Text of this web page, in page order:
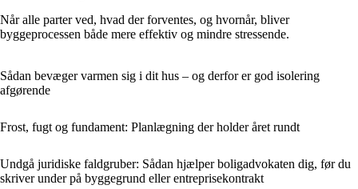
Når alle parter ved, hvad der forventes, og hvornår, bliver
byggeprocessen både mere effektiv og mindre stressende.
Sådan bevæger varmen sig i dit hus – og derfor er god isolering
afgørende
Frost, fugt og fundament: Planlægning der holder året rundt
Undgå juridiske faldgruber: Sådan hjælper boligadvokaten dig, før du
skriver under på byggegrund eller entreprisekontrakt